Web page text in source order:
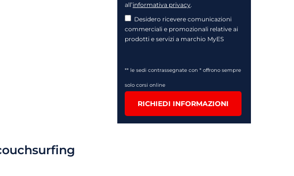
all’informativa privacy.
Desidero ricevere comunicazioni
commerciali e promozionali relative ai
prodotti e servizi a marchio MyES
** le sedi contrassegnate con * offrono sempre
solo corsi online
RICHIEDI INFORMAZIONI